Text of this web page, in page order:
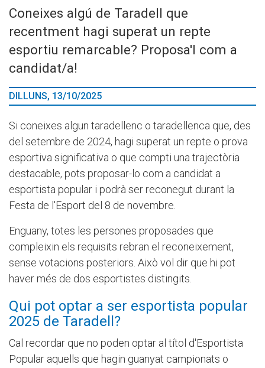
Coneixes algú de Taradell que
recentment hagi superat un repte
esportiu remarcable? Proposa'l com a
candidat/a!
DILLUNS, 13/10/2025
Si coneixes algun taradellenc o taradellenca que, des
del setembre de 2024, hagi superat un repte o prova
esportiva significativa o que compti una trajectòria
destacable, pots proposar-lo com a candidat a
esportista popular i podrà ser reconegut durant la
Festa de l'Esport del 8 de novembre.
Enguany, totes les persones proposades que
compleixin els requisits rebran el reconeixement,
sense votacions posteriors. Això vol dir que hi pot
haver més de dos esportistes distingits.
Qui pot optar a ser esportista popular
2025 de Taradell?
Cal recordar que no poden optar al títol d'Esportista
Popular aquells que hagin guanyat campionats o